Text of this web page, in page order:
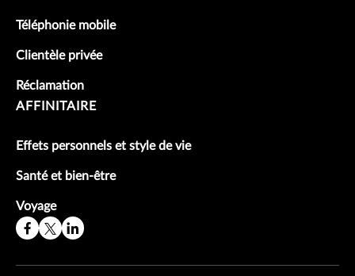
Téléphonie mobile
Clientèle privée
Réclamation
AFFINITAIRE
Effets personnels et style de vie
Santé et bien-être
Voyage